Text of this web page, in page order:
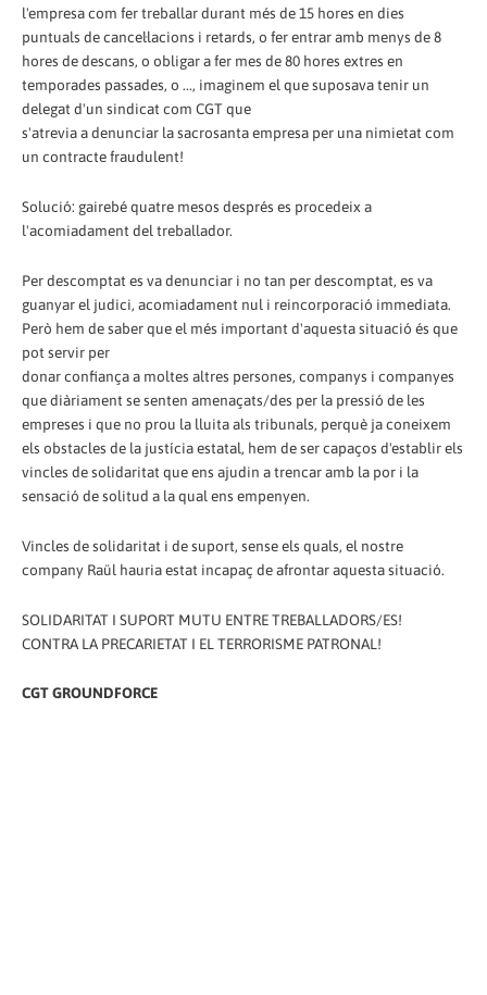
l'empresa com fer treballar durant més de 15 hores en dies
puntuals de cancel·lacions i retards, o fer entrar amb menys de 8
hores de descans, o obligar a fer mes de 80 hores extres en
temporades passades, o ..., imaginem el que suposava tenir un
delegat d'un sindicat com CGT que
s'atrevia a denunciar la sacrosanta empresa per una nimietat com
un contracte fraudulent!
Solució: gairebé quatre mesos després es procedeix a
l'acomiadament del treballador.
Per descomptat es va denunciar i no tan per descomptat, es va
guanyar el judici, acomiadament nul i reincorporació immediata.
Però hem de saber que el més important d'aquesta situació és que
pot servir per
donar confiança a moltes altres persones, companys i companyes
que diàriament se senten amenaçats/des per la pressió de les
empreses i que no prou la lluita als tribunals, perquè ja coneixem
els obstacles de la justícia estatal, hem de ser capaços d'establir els
vincles de solidaritat que ens ajudin a trencar amb la por i la
sensació de solitud a la qual ens empenyen.
Vincles de solidaritat i de suport, sense els quals, el nostre
company Raül hauria estat incapaç de afrontar aquesta situació.
SOLIDARITAT I SUPORT MUTU ENTRE TREBALLADORS/ES!
CONTRA LA PRECARIETAT I EL TERRORISME PATRONAL!
CGT GROUNDFORCE